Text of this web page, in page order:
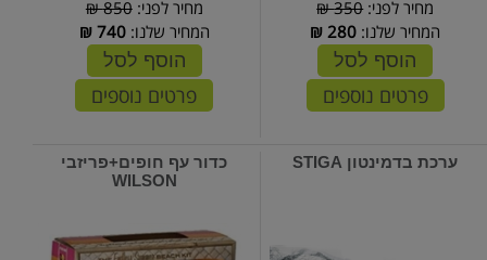
מחיר לפני:350 ₪
המחיר שלנו: 280
₪
הוסף לסל
פרטים נוספים
מחיר לפני:850 ₪
המחיר שלנו:740
₪
הוסף לסל
פרטים נוספים
ערכת בדמינטון STIGA
כדור עף חופים+פריזבי
WILSON